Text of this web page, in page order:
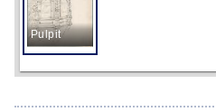
Pulpit